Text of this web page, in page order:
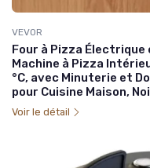
VEVOR
Four à Pizza Électrique
Machine à Pizza
°C, avec Minuterie et
pour Cuisine Maison,
Voir le détail